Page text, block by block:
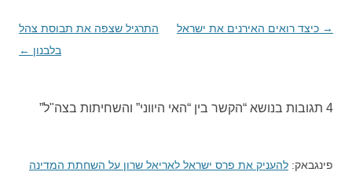
ניווט
→ כיצד רואים האירנים את ישראל
התרגיל שצפה את תבוסת צהל
בלבנון ←
4 תגובות בנושא “ הקשר בין “האי היווני” והשחיתות בצה"ל”
פינגבאק: להעניק את פרס ישראל לאריאל שרון על השחתת המדינה